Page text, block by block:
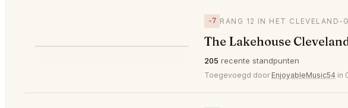
−7 RANG 12 IN HET CLEVELAND-
The Lakehouse
205 recente standpunten
Toegevoegd door EnjoyableMusic54 in